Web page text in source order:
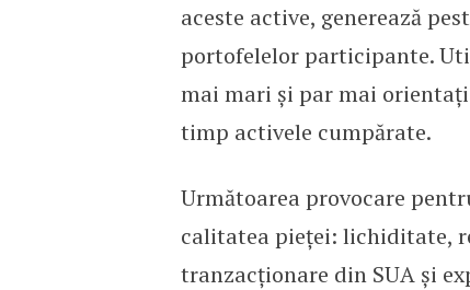
aceste active, generează
portofelelor participante.
mai mari și par mai
timp activele cumpărate.
Următoarea provocare
calitatea pieței: lichiditate,
tranzacționare din SUA și